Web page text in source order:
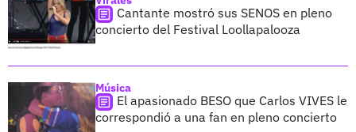
Cantante mostró sus SENOS en pleno
concierto del Festival Loollapalooza
Música
El apasionado BESO que Carlos VIVES le
correspondió a una fan en pleno concierto